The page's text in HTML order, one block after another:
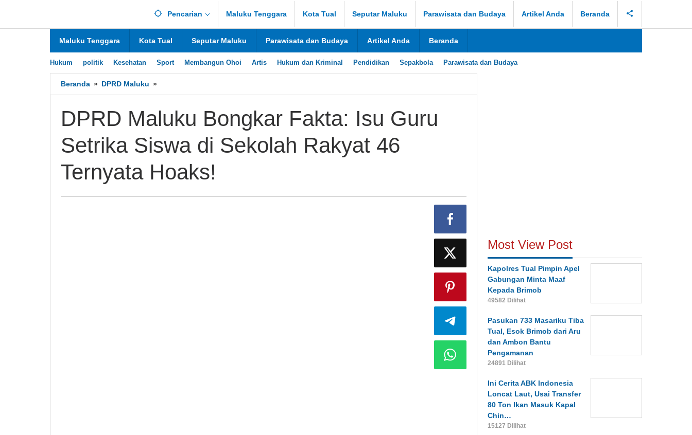
konten
Pencarian Maluku Tenggara Kota Tual Seputar Maluku Parawisata dan Budaya Artikel Anda Beranda
Maluku Tenggara Kota Tual Seputar Maluku Parawisata dan Budaya Artikel Anda Beranda
Hukum politik Kesehatan Sport Membangun Ohoi Artis Hukum dan Kriminal Pendidikan Sepakbola Parawisata dan Budaya
Beranda » DPRD Maluku »
Maluku
Fakta:
Isu
Setrika
di
Sekolah
DPRD Maluku Bongkar Fakta: Isu Guru
Setrika Siswa di Sekolah Rakyat 46
Ternyata Hoaks!
Most View Post
Kapolres Tual Pimpin Apel
Gabungan Minta Maaf
Kepada Brimob
49582 Dilihat
Pasukan 733 Masariku Tiba
Tual, Esok Brimob dari Aru
dan Ambon Bantu
Pengamanan
24891 Dilihat
Ini Cerita ABK Indonesia
Loncat Laut, Usai Transfer
80 Ton Ikan Masuk Kapal
Chin…
15127 Dilihat